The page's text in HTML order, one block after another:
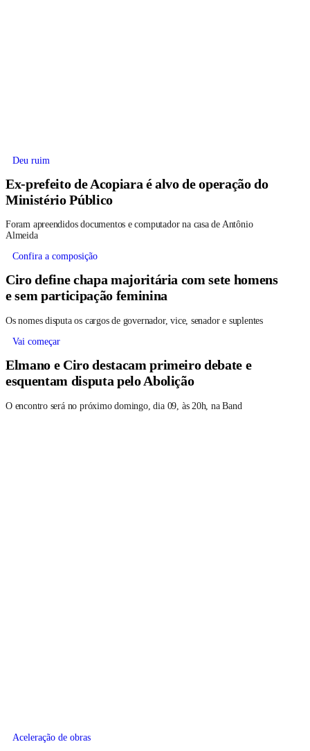
Deu ruim
Ex-prefeito de Acopiara é alvo de operação do
Ministério Público
Foram apreendidos documentos e computador na casa de Antônio
Almeida
Confira a composição
Ciro define chapa majoritária com sete homens
e sem participação feminina
Os nomes disputa os cargos de governador, vice, senador e suplentes
Vai começar
Elmano e Ciro destacam primeiro debate e
esquentam disputa pelo Abolição
O encontro será no próximo domingo, dia 09, às 20h, na Band
Aceleração de obras